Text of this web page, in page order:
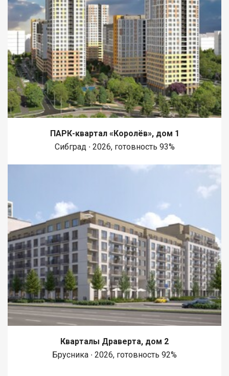
ПАРК-квартал «Королёв», дом 1
Сибград ∙ 2026, готовность 93%
Кварталы Драверта, дом 2
Брусника ∙ 2026, готовность 92%